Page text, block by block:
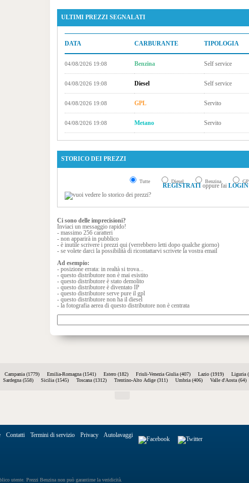
ULTIMI PREZZI SEGNALATI
DATA CARBURANTE TIPOLOGIA
04/08/2026 19:08 Benzina Self service
04/08/2026 19:08 Diesel Self service
04/08/2026 19:08 GPL Servito
04/08/2026 19:08 Metano Servito
STORICO DEI PREZZI
Tutte Diesel Benzina
REGISTRATI oppure fai LOGIN
Ci sono delle imprecisioni?
Inviaci un messaggio rapido!
- massimo 256 caratteri
- non apparirà in pubblico
- è inutile scrivere i prezzi qui (verrebbero letti dopo qualche giorno)
- se volete darci la possibilità di ricontattarvi scrivete la vostra email
Ad esempio:
- posizione errata: in realtà si trova...
- questo distributore non è mai esistito
- questo distributore è stato demolito
- questo distributore è diventato IP
- questo distributore serve pure il gpl
- questo distributore non ha il diesel
- la fotografia aerea di questo distributore non è centrata
Campania (1779) Emilia-Romagna (1541) Estero (182) Friuli-Venezia Giulia (407) Lazio (1919) Liguria
Sardegna (558) Sicilia (1545) Toscana (1312) Trentino-Alto Adige (311) Umbria (406) Valle d'Aosta (64)
Contatti Termini di servizio Privacy Autolavaggi
utente. Prezzi Benzina non può garantirne la veridicità.